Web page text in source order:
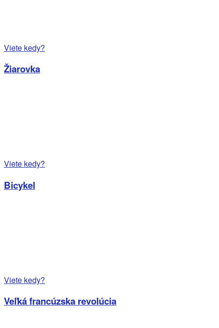
Viete kedy?
Žiarovka
Viete kedy?
Bicykel
Viete kedy?
Veľká francúzska revolúcia